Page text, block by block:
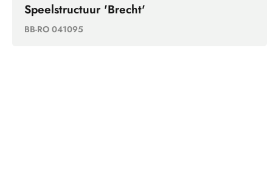
Speelstructuur 'Brecht'
BB-RO 041095